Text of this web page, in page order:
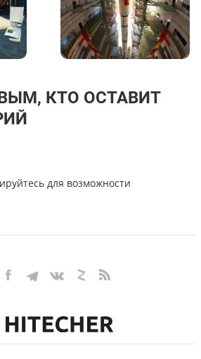
КТО ОСТАВИТ
для возможности